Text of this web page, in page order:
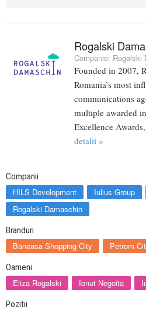
Rogalski
Companie: Rogalski
Founded in 2007,
Romania’s most
communications
multiple awarded
Excellence
detalii »
Companii
HILS Development Iulius Group
Rogalski Damaschin
Branduri
Baneasa Shopping City Petrom
Oameni
Eliza Rogalski Ionut Negoita
Pozitii